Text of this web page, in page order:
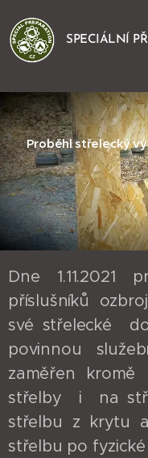
SPECIÁLNÍ
Proběhl střelecký
Dne 1.11.2021
příslušníků
své střelecké
povinnou
zaměřen kromě
střelby i na
střelbu z krytu
střelbu po fyzické